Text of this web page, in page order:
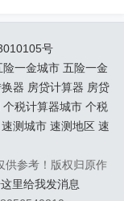
《完美世界...
号
险一金城市 五险一金
器 房贷计算器 房贷
个税计算器城市 个税
速测城市 速测地区 速
供参考！版权归原作